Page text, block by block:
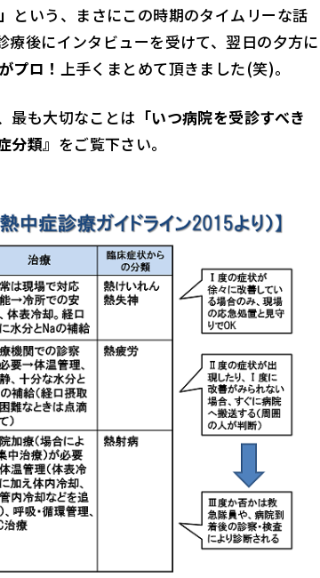
という、まさにこの時期のタイムリーな話
後にインタビューを受けて、翌日の夕方に
プロ！ 上手くまとめて頂きました(笑)。
最も大切なことは 「いつ病院を受診すべき
分類』 をご覧下さい。